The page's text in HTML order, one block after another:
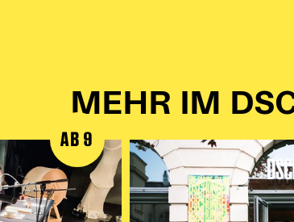
MEHR IM
AB 9